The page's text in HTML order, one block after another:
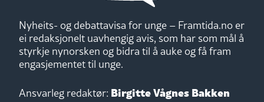
Nyheits- og debattavisa for unge – Framtida.no er
ei redaksjonelt uavhengig avis, som har som mål å
styrkje nynorsken og bidra til å auke og få fram
engasjementet til unge.
Ansvarleg redaktør: Birgitte Vågnes Bakken